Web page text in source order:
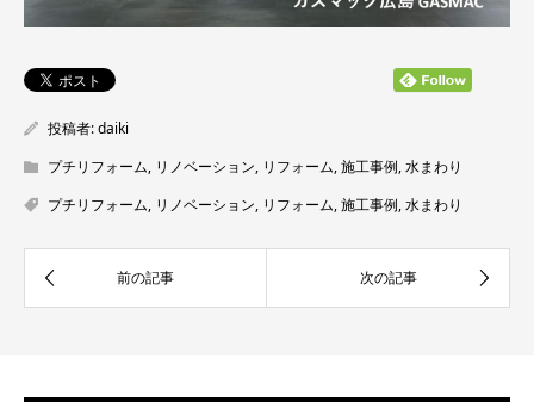
投稿者:daiki
プチリフォーム, リノベーション, リフォーム,施工事例,水まわり
プチリフォーム, リノベーション, リフォーム,施工事例,水まわり